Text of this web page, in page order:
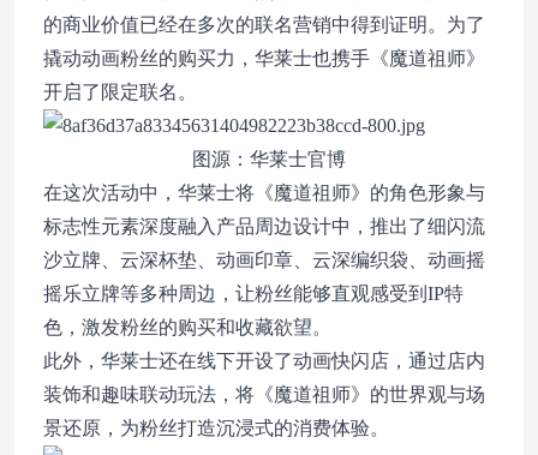
的商业价值已经在多次的联名营销中得到证明。为了
撬动动画粉丝的购买力，华莱士也携手《魔道祖师》
开启了限定联名。
图源：华莱士官博
在这次活动中，华莱士将《魔道祖师》的角色形象与
标志性元素深度融入产品周边设计中，推出了细闪流
沙立牌、云深杯垫、动画印章、云深编织袋、动画摇
摇乐立牌等多种周边，让粉丝能够直观感受到IP特
色，激发粉丝的购买和收藏欲望。
此外，华莱士还在线下开设了动画快闪店，通过店内
装饰和趣味联动玩法，将《魔道祖师》的世界观与场
景还原，为粉丝打造沉浸式的消费体验。